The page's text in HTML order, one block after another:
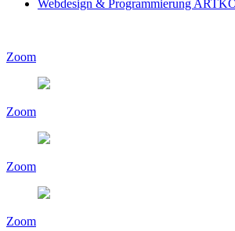
Webdesign & Programmierung
Zoom
Zoom
Zoom
Zoom